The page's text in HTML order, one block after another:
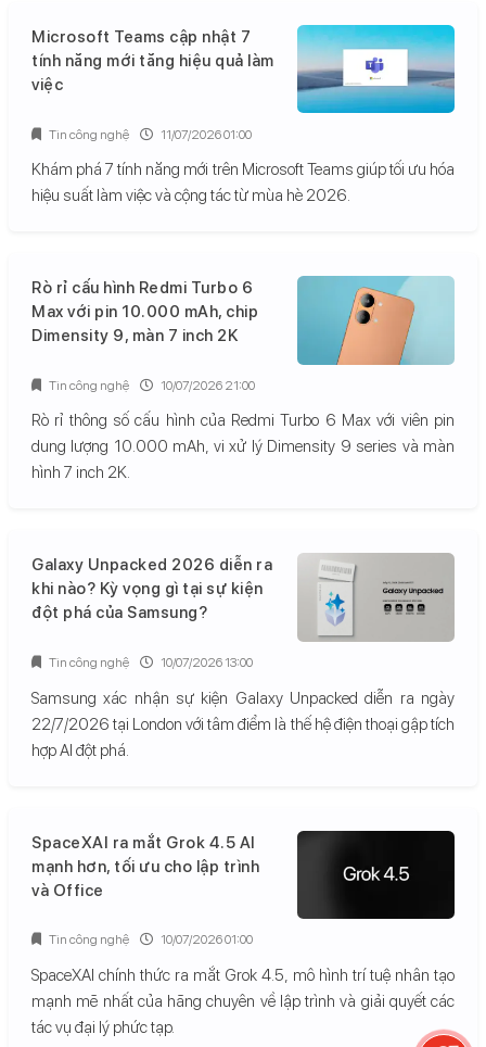
Microsoft Teams cập nhật 7
tính năng mới tăng hiệu quả làm
việc
Khám phá 7 tính năng mới trên Microsoft Teams giúp tối ưu hóa
hiệu suất làm việc và cộng tác từ mùa hè 2026.
Tin công nghệ 11/07/2026 01:00
Rò rỉ cấu hình Redmi Turbo 6
Max với pin 10.000 mAh, chip
Dimensity 9, màn 7 inch 2K
Rò rỉ thông số cấu hình của Redmi Turbo 6 Max với viên pin
dung lượng 10.000 mAh, vi xử lý Dimensity 9 series và màn
hình 7 inch 2K.
Tin công nghệ 10/07/2026 21:00
Galaxy Unpacked 2026 diễn ra
khi nào? Kỳ vọng gì tại sự kiện
đột phá của Samsung?
Samsung xác nhận sự kiện Galaxy Unpacked diễn ra ngày
22/7/2026 tại London với tâm điểm là thế hệ điện thoại gập tích
hợp AI đột phá.
Tin công nghệ 10/07/2026 13:00
SpaceXAI ra mắt Grok 4.5 AI
mạnh hơn, tối ưu cho lập trình
và Office
SpaceXAI chính thức ra mắt Grok 4.5, mô hình trí tuệ nhân tạo
mạnh mẽ nhất của hãng chuyên về lập trình và giải quyết các
tác vụ đại lý phức tạp.
Tin công nghệ 10/07/2026 01:00